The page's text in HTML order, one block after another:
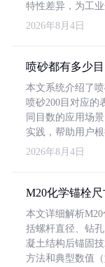
特性差异，为工业
2026年8月4日
喷砂都有多少目
本文系统介绍了
喷砂200目对应的
同目数的应用场
实践，帮助用户
2026年8月4日
M20化学锚栓
本文详细解析
括螺杆直径、钻
凝土结构后锚固
方法和典型数值（